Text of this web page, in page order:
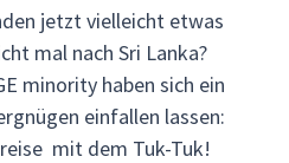
jetzt vielleicht etwas
mal nach Sri Lanka?
minority haben sich ein
einfallen lassen:
mit dem Tuk-Tuk!